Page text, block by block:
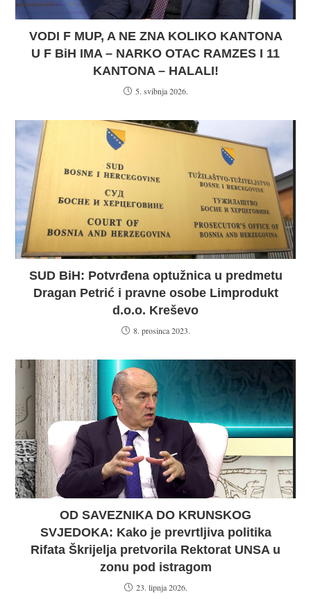
VODI F MUP, A NE ZNA KOLIKO KANTONA
U F BiH IMA – NARKO OTAC RAMZES I 11
KANTONA – HALALI!
5. svibnja 2026.
SUD BiH: Potvrđena optužnica u predmetu
Dragan Petrić i pravne osobe Limprodukt
d.o.o. Kreševo
8. prosinca 2023.
OD SAVEZNIKA DO KRUNSKOG
SVJEDOKA: Kako je prevrtljiva politika
Rifata Škrijelja pretvorila Rektorat UNSA u
zonu pod istragom
23. lipnja 2026.